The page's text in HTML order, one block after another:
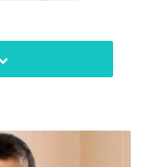
Erken
geciktirilebilir